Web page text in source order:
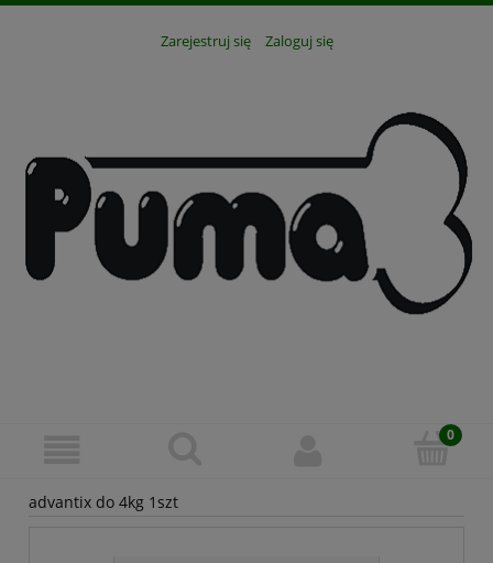
Zarejestruj się Zaloguj się
advantix do 4kg 1szt